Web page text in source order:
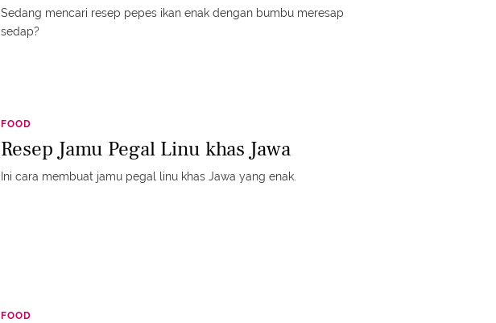
Sedang mencari resep pepes ikan enak dengan bumbu meresap
sedap?
FOOD
Resep Jamu Pegal Linu khas Jawa
Ini cara membuat jamu pegal linu khas Jawa yang enak.
FOOD